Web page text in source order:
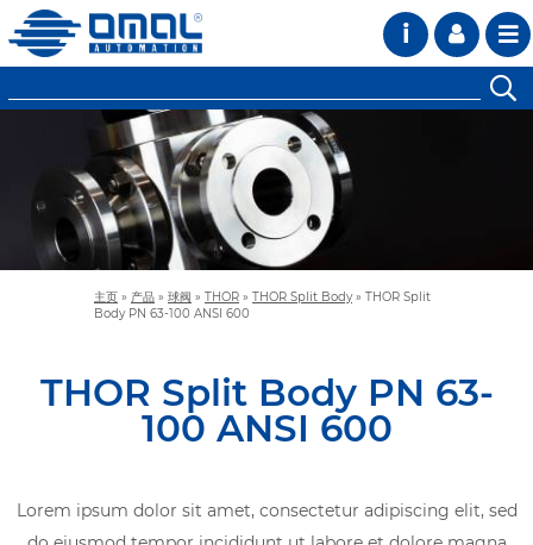
i
主页 » 产品 » 球阀 » THOR » THOR Split Body» THOR Split
Body PN 63-100 ANSI 600
THOR Split Body PN 63-
100 ANSI 600
Lorem ipsum dolor sit amet, consectetur adipiscing elit, sed